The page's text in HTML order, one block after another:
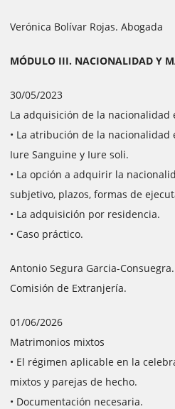
Verónica Bolívar Rojas. Abogada
MÓDULO III. NACIONALIDAD Y
30/05/2023
La adquisición de la nacionalidad
• La atribución de la
Iure Sanguine y Iure soli.
• La opción a adquirir la
subjetivo, plazos, formas de
• La adquisición por residencia.
• Caso práctico.
Antonio Segura Garcia-
Comisión de Extranjería.
01/06/2026
Matrimonios mixtos
• El régimen aplicable en la
mixtos y parejas de hecho.
• Documentación necesaria.